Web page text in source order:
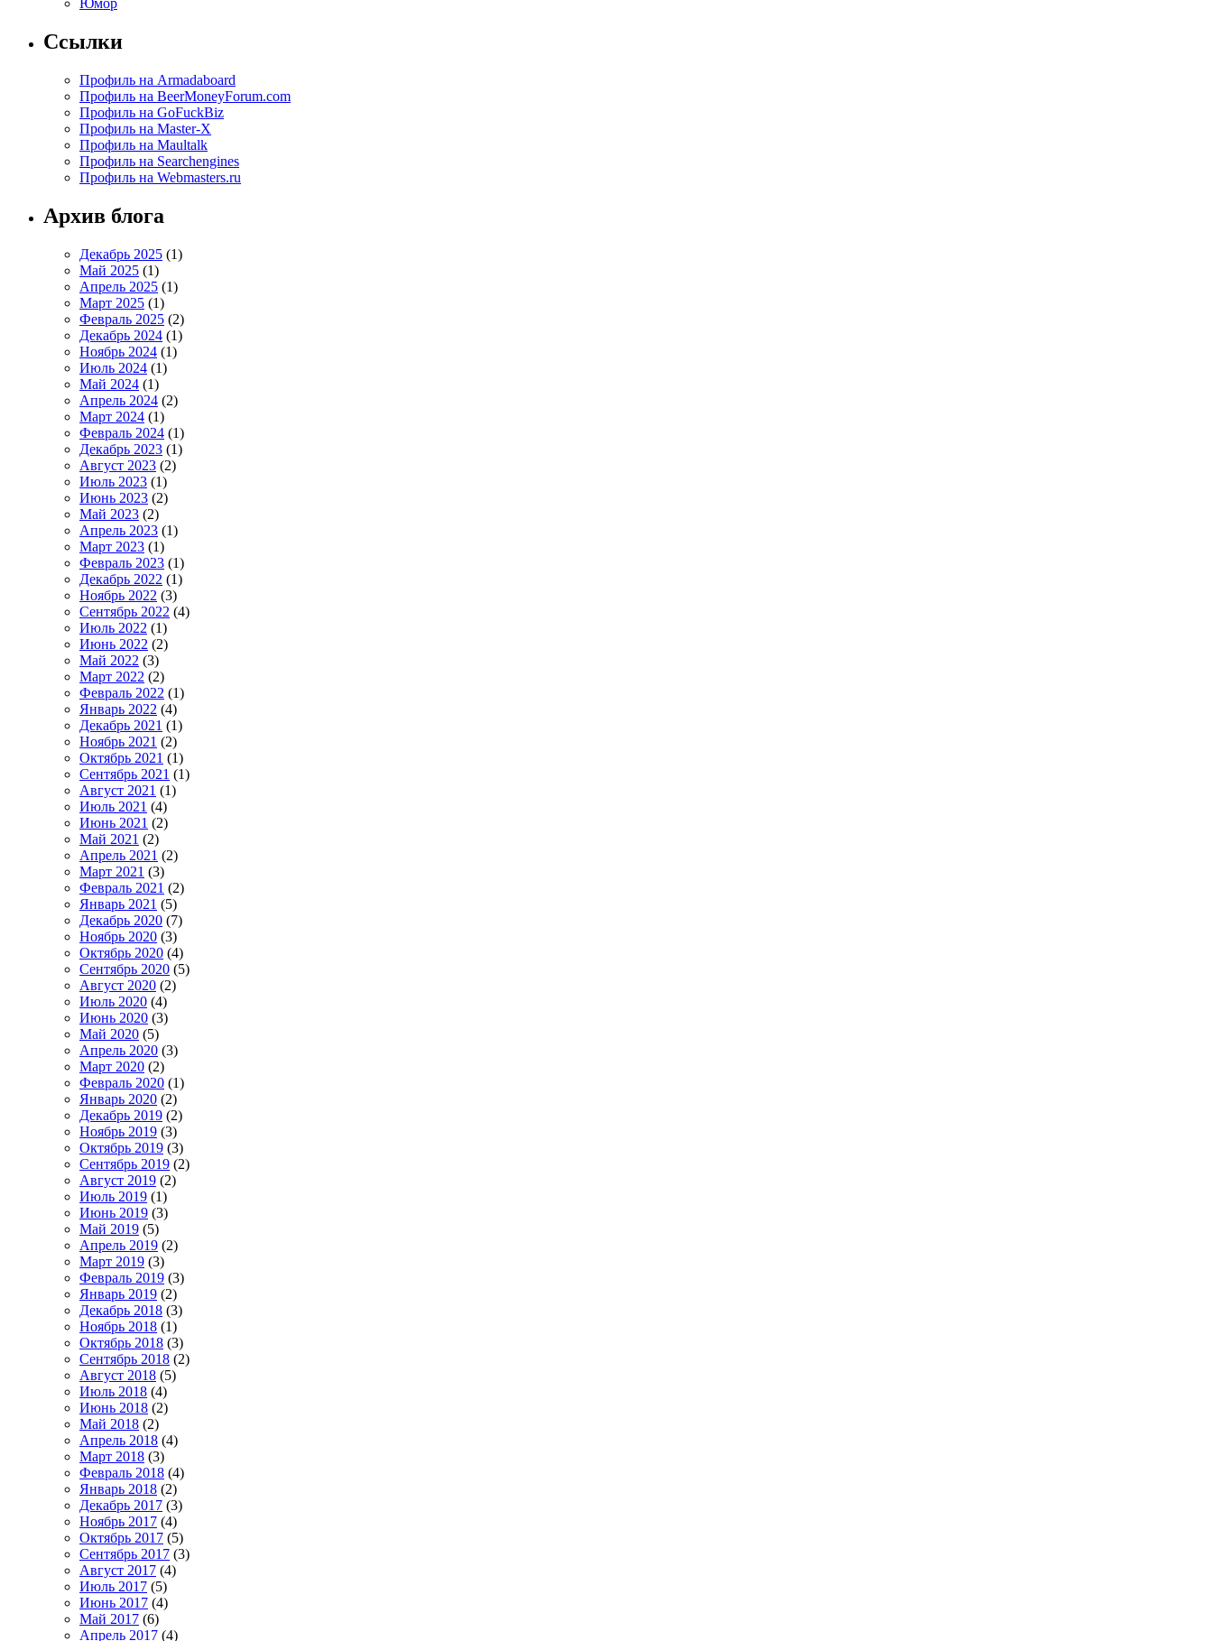
Юмор
Ссылки
Профиль на Armadaboard
Профиль на BeerMoneyForum.com
Профиль на GoFuckBiz
Профиль на Master-X
Профиль на Maultalk
Профиль на Searchengines
Профиль на Webmasters.ru
Архив блога
Декабрь 2025 (1)
Май 2025 (1)
Апрель 2025 (1)
Март 2025 (1)
Февраль 2025 (2)
Декабрь 2024 (1)
Ноябрь 2024 (1)
Июль 2024 (1)
Май 2024 (1)
Апрель 2024 (2)
Март 2024 (1)
Февраль 2024 (1)
Декабрь 2023 (1)
Август 2023 (2)
Июль 2023 (1)
Июнь 2023 (2)
Май 2023 (2)
Апрель 2023 (1)
Март 2023 (1)
Февраль 2023 (1)
Декабрь 2022 (1)
Ноябрь 2022 (3)
Сентябрь 2022 (4)
Июль 2022 (1)
Июнь 2022 (2)
Май 2022 (3)
Март 2022 (2)
Февраль 2022 (1)
Январь 2022 (4)
Декабрь 2021 (1)
Ноябрь 2021 (2)
Октябрь 2021 (1)
Сентябрь 2021 (1)
Август 2021 (1)
Июль 2021 (4)
Июнь 2021 (2)
Май 2021 (2)
Апрель 2021 (2)
Март 2021 (3)
Февраль 2021 (2)
Январь 2021 (5)
Декабрь 2020 (7)
Ноябрь 2020 (3)
Октябрь 2020 (4)
Сентябрь 2020 (5)
Август 2020 (2)
Июль 2020 (4)
Июнь 2020 (3)
Май 2020 (5)
Апрель 2020 (3)
Март 2020 (2)
Февраль 2020 (1)
Январь 2020 (2)
Декабрь 2019 (2)
Ноябрь 2019 (3)
Октябрь 2019 (3)
Сентябрь 2019 (2)
Август 2019 (2)
Июль 2019 (1)
Июнь 2019 (3)
Май 2019 (5)
Апрель 2019 (2)
Март 2019 (3)
Февраль 2019 (3)
Январь 2019 (2)
Декабрь 2018 (3)
Ноябрь 2018 (1)
Октябрь 2018 (3)
Сентябрь 2018 (2)
Август 2018 (5)
Июль 2018 (4)
Июнь 2018 (2)
Май 2018 (2)
Апрель 2018 (4)
Март 2018 (3)
Февраль 2018 (4)
Январь 2018 (2)
Декабрь 2017 (3)
Ноябрь 2017 (4)
Октябрь 2017 (5)
Сентябрь 2017 (3)
Август 2017 (4)
Июль 2017 (5)
Июнь 2017 (4)
Май 2017 (6)
Апрель 2017 (4)